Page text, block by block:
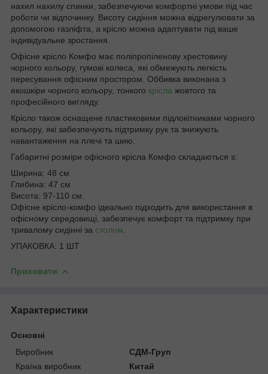
нахил нахилу спинки, забезпечуючи комфортні умови під час
роботи чи відпочинку. Висоту сидіння можна відрегулювати за
допомогою газліфта, а крісло можна адаптувати під ваше
індивідуальне зростання.
Офісне крісло Комфо має поліпропіленову хрестовину
чорного кольору, гумові колеса, які обмежують легкість
пересування офісним простором. Оббивка виконана з
екошкіри чорного кольору, тонкого крісла жовтого та
професійного вигляду.
Крісло також оснащене пластиковими підлокітниками чорного
кольору, які забезпечують підтримку рук та знижують
навантаження на плечі та шию.
Габаритні розміри офісного крісла Комфо складаються з:
Ширина: 48 см
Глибина: 47 см
Висота: 97-110 см.
Офісне крісло-комфо ідеально підходить для використання в
офісному середовищі, забезпечує комфорт та підтримку при
тривалому сидінні за столом
УПАКОВКА: 1 ШТ
Приховати
Характеристики
Основні
Виробник
СДМ-Груп
Країна виробник
Китай